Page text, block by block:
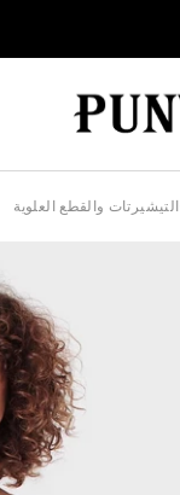
التيشيرتات والقطع العلوية